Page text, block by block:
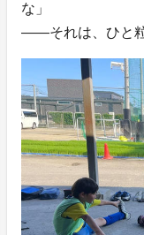
な」
——それは、ひと粒